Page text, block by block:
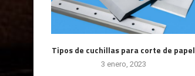
Tipos de cuchillas para corte de papel
3 enero, 2023